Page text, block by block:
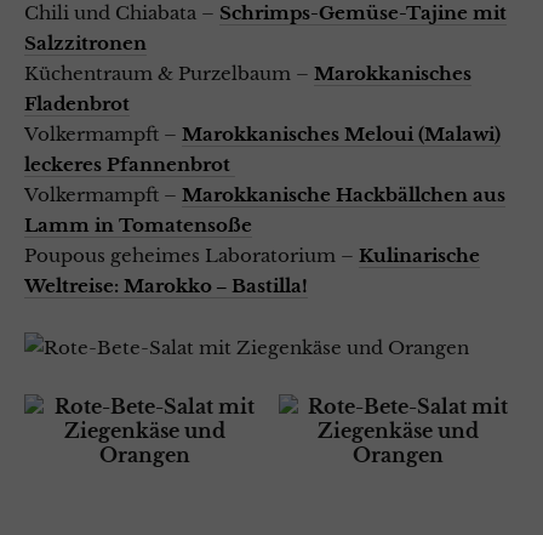
Chili und Chiabata – Schrimps-Gemüse-Tajine mit
Salzzitronen
Küchentraum & Purzelbaum – Marokkanisches
Fladenbrot
Volkermampft – Marokkanisches Meloui (Malawi)
leckeres Pfannenbrot
Volkermampft – Marokkanische Hackbällchen aus
Lamm in Tomatensoße
Poupous geheimes Laboratorium – Kulinarische
Weltreise: Marokko ‒ Bastilla!